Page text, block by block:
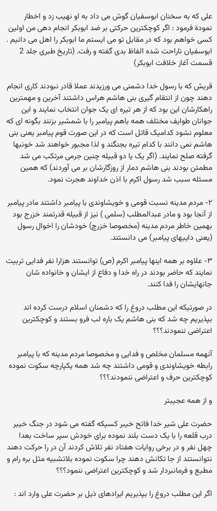
علی که به سخنان ابوسفیان گوش می داد به او نهیب زد و اخطار
نمودة فرمود : اگر کوچکترین حرکتی بر ضد ابوبکر انجام دهی من اولین
کسی خواهم بود که در مقابل تو می ایستم ما ابوبکر را اهل می دانیم .
ابوسفیان ناراحت شده الفاظ بدی گفته و رفت. (تاریخ طبری جلد 2
قسمت آغاز خلافت ابوبکر)
قریش که با رسول خدا دشمنی می ورزیدند عملا قادر نبودند کاری انجام
دهند چون از انتقام گیری بنی هاشم هراس داشتند آخرین و مهمترین
راهکارشان این بود که از هر تیره ای یک جوان انتخاب نمایند و این
جوانان طوایف مختلف همه باهم پیامبر را با شمشیر بزنند بگونه ای که
معلوم نشود کدامیک قاتل است که در این صورت قوم پیامبر یعنی بنی
هاشم نمی دانند با کدام تیره بجنگند و لذا مجبور خواهند شد خونبها
گرفته صلح نمایند. (اگر یک یا دو قبیله چنین جرمی مرتکب می شد
مطمئن بودند بنی هاشم دمار از روزگارشان بر می آوردند) که همین
مسئله سبب شد رسول اکرم با اذن خداوند هجرت نمود.
۲- مردم مدینه نسبت قومی و خویشاوندی با پیامبر داشتند مادر پیامبر
از آنجا بود و مادر عبدالمطلب (سلمی ) نیز از قبیله قدرتمند خزرج بود
بهمین خاطر مردم مدینه (مخصوصا خزرچ) خودشان را اخوال رسول
(یعنی داییهای پیامبر) می دانستند.
۳- علاوه بر همه اینها پیامبر اکرم (ص) توانستند هزارا نفر فدایی تربیت
نمایند که حاضر بودند در راه خدا و دفاع از ایشان و خانواده شان
جانهایشان را فدا کنند.
در صورتیکه این مطلب دروغ را که دشمنان اسلام درست کرده اند
بپذیریم چه شد که بنی هاشم یک باره لب فرو بستند و کوچکترین
اعتراضی ننمودند؟؟؟
آنهمه مسلمان مخلص و فدایی و مخصوصا مردم مدینه که با پیامبر
رابطه خویشاوندی و قومی داشتند چه شد همه یکپارچه سکوت نموده
کوچکترین حرف و اعتراضی ننمودند؟؟؟
و از همه عجیبتر
حضرت علی شیر خدا فاتح خیبر کسیکه گفته می شود در جنگ خیبر
درب قلعه را با یک دست بلند نموده برای خودش سپر ساخت بعدا
چهل نفر و در برخی روایات هفتاد نفر تلاش کردند آن در را حرکت دهند
نتوانستند از جا تکانش دهند چرا سکوت نموده بلاتشبیه مثل بره رام و
مطیع و فرمانبردار شد و کوچکترین اعتراضی ننمود؟؟؟
اگر این مطلب دروغ را بپذیریم ایرادهای ذیل بر حضرت علی وارد اند :